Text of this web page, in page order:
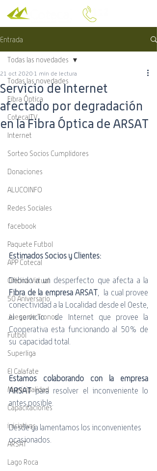
Entrada
Todas las novedades
Fibra Óptica
CotecalTV
Internet
Sorteo Socios Cumplidores
Donaciones
ALUCOINFO
Redes Sociales
facebook
Paquete Futbol
APP Cotecal
Oficina Virtual
50 Aniversario
Juego de Tronos
Futbol
Superliga
El Calafate
Municipalidad
Capacitaciones
iniciativas
ARSAT
Lago Roca
Todas las novedades
Servicio de Internet
afectado por degradación
en la Fibra Óptica de ARSAT
21 oct 2020 1 min de lectura
Estimados Socios y Clientes:
Fibra de la empresa ARSAT ,  la cual provee
conectividad a la Localidad desde el Oeste,
el servicio  de Internet que provee la
Cooperativa esta funcionando al 50% de
su  capacidad total.
Estamos colaborando con la empresa
ARSAT para resolver el inconveniente lo
antes posible.
Desde ya lamentamos los inconvenientes
ocasionados.